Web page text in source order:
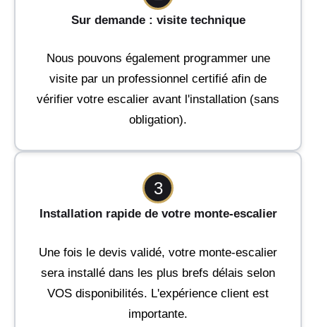
Sur demande : visite technique
Nous pouvons également programmer une
visite par un professionnel certifié afin de
vérifier votre escalier avant l'installation (sans
obligation).
3
Installation rapide de votre monte-escalier
Une fois le devis validé, votre monte-escalier
sera installé dans les plus brefs délais selon
VOS disponibilités. L'expérience client est
importante.